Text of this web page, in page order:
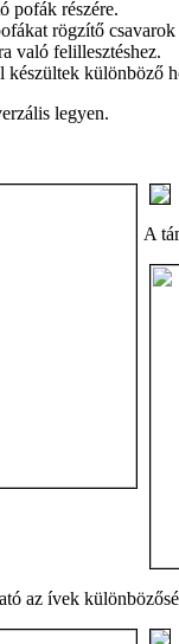
pofák részére.
rögzítő csavarok
való felillesztéshez.
készültek különböző
legyen.
A
az ívek